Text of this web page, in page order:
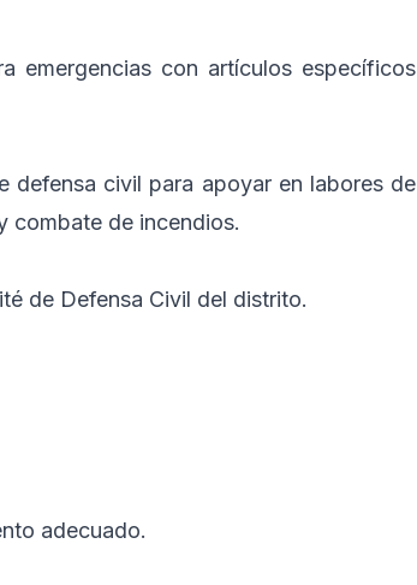
emergencias con artículos específicos
defensa civil para apoyar en labores de
combate de incendios.
de Defensa Civil del distrito.
adecuado.